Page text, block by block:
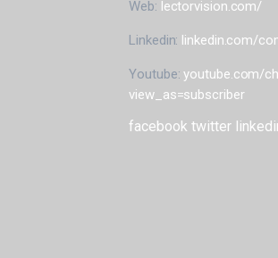
Web: lectorvision.com/
Linkedin: linkedin.com/
Youtube:youtube.com/
view_as=subscriber
facebook twitter